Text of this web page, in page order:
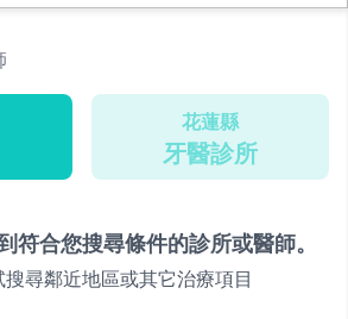
花蓮縣
牙醫診所
符合您搜尋條件的診所或醫師。
尋鄰近地區或其它治療項目